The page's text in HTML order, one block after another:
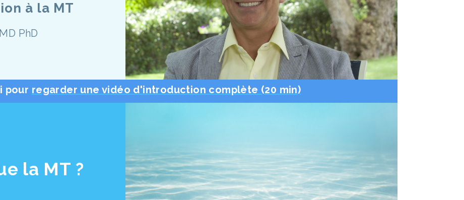
à la MT
PhD
pour regarder une vidéo d'introduction complète (20 min)
la MT ?